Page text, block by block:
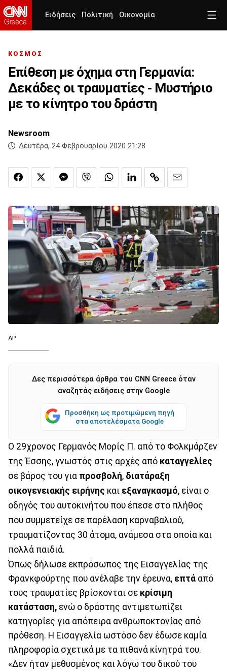
Ειδήσεις Πολιτική Οικονομία
ΚΟΣΜΟΣ
Επίθεση με όχημα στη Γερμανία:
Δεκάδες οι τραυματίες - Μυστήριο
με το κίνητρο του δράστη
Newsroom
Δευτέρα, 24 Φεβρουαρίου 2020 21:28
ΑΡ
Δες περισσότερα άρθρα του CNN Greece όταν
αναζητάς ειδήσεις στην Google
Προσθήκη ως προτιμώμενη πηγή
στα αποτελέσματα Google
Ο 29χρονος Γερμανός Μορίς Π. από το Φολκμάρζεν
της Έσσης, γνωστός στις αρχές από καταγγελίες
σε βάρος του για προσβολή, διατάραξη
οικογενειακής ειρήνης και εξαναγκασμό, είναι ο
οδηγός του αυτοκινήτου που έπεσε στο πλήθος
που συμμετείχε σε παρέλαση καρναβαλιού,
τραυματίζοντας 30 άτομα, ανάμεσα στα οποία και
πολλά παιδιά.
Όπως δήλωσε εκπρόσωπος της Εισαγγελίας της
Φρανκφούρτης που ανέλαβε την έρευνα, επτά από
τους τραυματίες βρίσκονται σε κρίσιμη
κατάσταση, ενώ ο δράστης αντιμετωπίζει
κατηγορίες για απόπειρα ανθρωποκτονίας από
πρόθεση. Η Εισαγγελία ωστόσο δεν έδωσε καμία
πληροφορία σχετικά με τα πιθανά κίνητρά του.
«Δεν ήταν μεθυσμένος και λόγω του δικού του